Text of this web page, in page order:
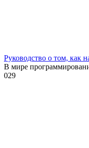
Руководство о том, как
В мире
029